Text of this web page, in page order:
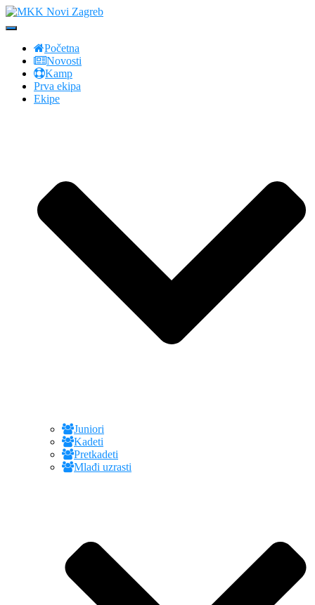
Toggle
NavigationPočetna
Novosti
Kamp
Prva ekipa
Ekipe
Juniori
Kadeti
Pretkadeti
Mlađi uzrasti